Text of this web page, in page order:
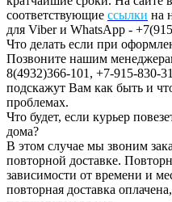
соответствующие ссылки на
для Viber и WhatsApp -
Что делать если при
Позвоните нашим
8(4932)366-101, +7-915-830-
подскажут Вам как быть и
проблемах.
Что будет, если курьер
дома?
В этом случае мы звоним
повторной доставке.
зависимости от времени и
повторная доставка